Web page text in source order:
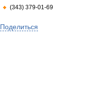
(343) 379-01-69
Поделиться